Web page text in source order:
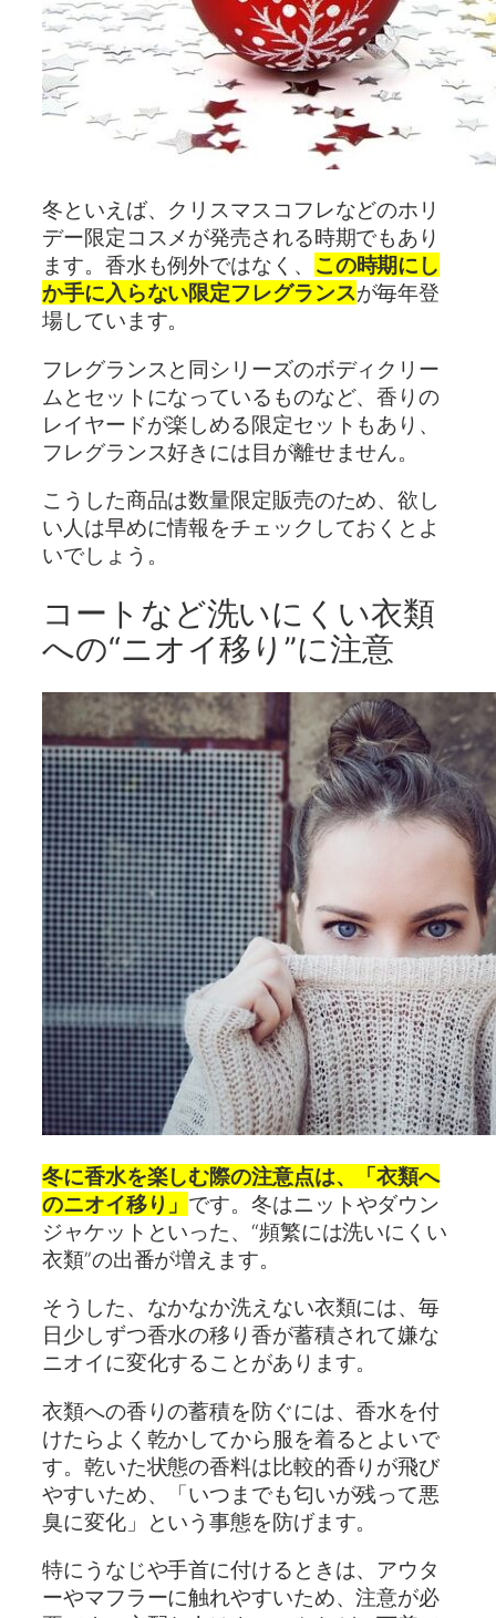
冬といえば、クリスマスコフレなどのホリ
デー限定コスメが発売される時期でもあり
ます。香水も例外ではなく、
この時期にし
か手に入らない限定フレグランスが毎年登
場しています。
フレグランスと同シリーズのボディクリー
ムとセットになっているものなど、香りの
レイヤードが楽しめる限定セットもあり、
フレグランス好きには目が離せません。
こうした商品は数量限定販売のため、欲し
い人は早めに情報をチェックしておくとよ
いでしょう。
コートなど洗いにくい衣類
への“ニオイ移り”に注意
冬に香水を楽しむ際の注意点は、「衣類へ
のニオイ移り」 です。冬はニットやダウン
ジャケットといった、“頻繁には洗いにくい
衣類”の出番が増えます。
そうした、なかなか洗えない衣類には、毎
日少しずつ香水の移り香が蓄積されて嫌な
ニオイに変化することがあります。
衣類への香りの蓄積を防ぐには、香水を付
けたらよく乾かしてから服を着るとよいで
す。乾いた状態の香料は比較的香りが飛び
やすいため、「いつまでも匂いが残って悪
臭に変化」という事態を防げます。
特にうなじや手首に付けるときは、アウタ
ーやマフラーに触れやすいため、注意が必